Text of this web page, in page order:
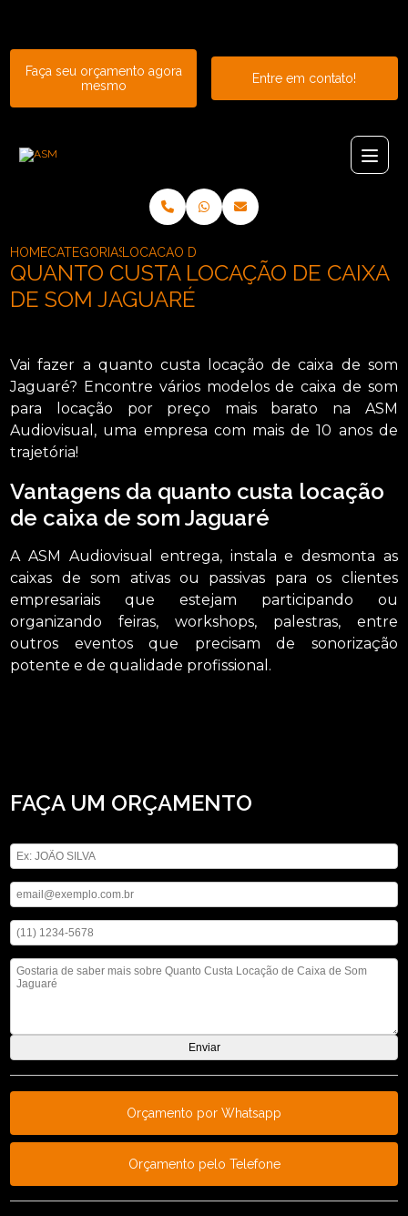
Faça seu orçamento agora
mesmo
Entre em contato!
HOMECATEGORIAS LOCACAO DE CAIXAS DE SOM_LOCACAO DE
QUANTO CUSTA LOCAÇÃO DE CAIXA
DE SOM JAGUARÉ
Vai fazer a quanto custa locação de caixa de som
Jaguaré? Encontre vários modelos de caixa de som
para locação por preço mais barato na ASM
Audiovisual, uma empresa com mais de 10 anos de
trajetória!
Vantagens da quanto custa locação
de caixa de som Jaguaré
A ASM Audiovisual entrega, instala e desmonta as
caixas de som ativas ou passivas para os clientes
empresariais que estejam participando ou
organizando feiras, workshops, palestras, entre
outros eventos que precisam de sonorização
potente e de qualidade profissional.
FAÇA UM ORÇAMENTO
Orçamento por Whatsapp
Orçamento pelo Telefone